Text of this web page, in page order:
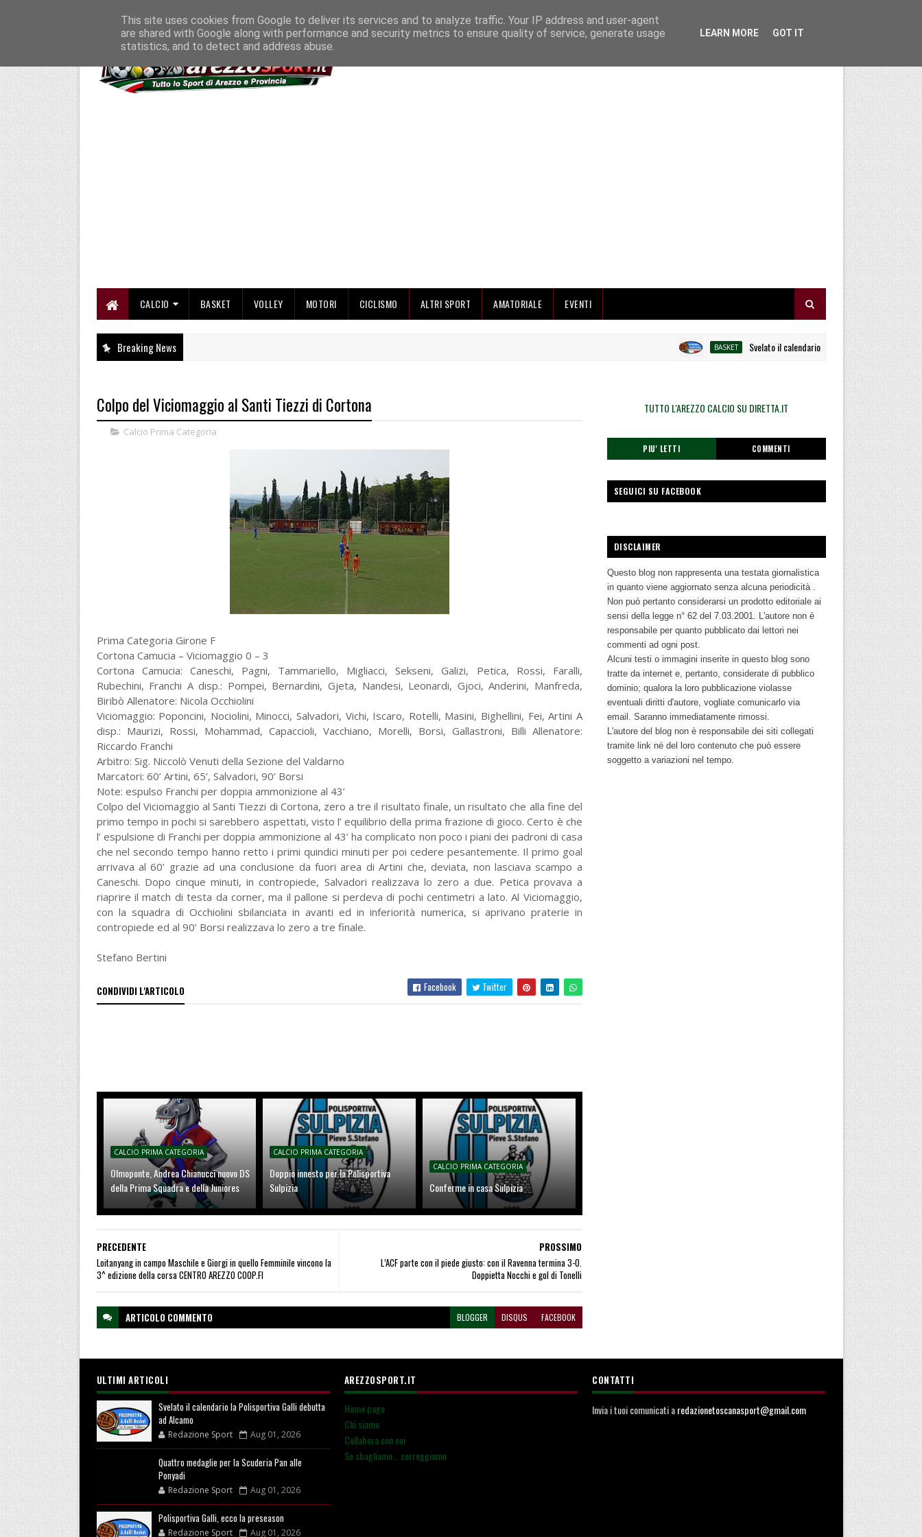
CALCIO BASKET VOLLEY MOTORI CICLISMO ALTRI SPORT AMATORIALE EVENTI
Breaking News BASKET Svelato il calendario la Polisportiva Galli debutta ad
Colpo del Viciomaggio al Santi Tiezzi di Cortona
Calcio Prima Categoria
Prima Categoria Girone F
Cortona Camucia – Viciomaggio 0 – 3
Cortona Camucia: Caneschi, Pagni, Tammariello, Migliacci, Sekseni, Galizi, Petica, Rossi, Faralli,
Rubechini, Franchi A disp.: Pompei, Bernardini, Gjeta, Nandesi, Leonardi, Gjoci, Anderini, Manfreda,
Biribò Allenatore: Nicola Occhiolini
Viciomaggio: Poponcini, Nociolini, Minocci, Salvadori, Vichi, Iscaro, Rotelli, Masini, Bighellini, Fei, Artini A
disp.: Maurizi, Rossi, Mohammad, Capaccioli, Vacchiano, Morelli, Borsi, Gallastroni, Billi Allenatore:
Riccardo Franchi
Arbitro: Sig. Niccolò Venuti della Sezione del Valdarno
Marcatori: 60’ Artini, 65’, Salvadori, 90’ Borsi
Note: espulso Franchi per doppia ammonizione al 43’
Colpo del Viciomaggio al Santi Tiezzi di Cortona, zero a tre il risultato finale, un risultato che alla fine del
primo tempo in pochi si sarebbero aspettati, visto l’ equilibrio della prima frazione di gioco. Certo è che
l’ espulsione di Franchi per doppia ammonizione al 43’ ha complicato non poco i piani dei padroni di casa
che nel secondo tempo hanno retto i primi quindici minuti per poi cedere pesantemente. Il primo goal
arrivava al 60’ grazie ad una conclusione da fuori area di Artini che, deviata, non lasciava scampo a
Caneschi. Dopo cinque minuti, in contropiede, Salvadori realizzava lo zero a due. Petica provava a
riaprire il match di testa da corner, ma il pallone si perdeva di pochi centimetri a lato. Al Viciomaggio,
con la squadra di Occhiolini sbilanciata in avanti ed in inferiorità numerica, si aprivano praterie in
contropiede ed al 90’ Borsi realizzava lo zero a tre finale.
Stefano Bertini
CONDIVIDI L'ARTICOLO Facebook Twitter
CALCIO PRIMA CATEGORIA
Olmoponte, Andrea Chianucci nuovo DS
della Prima Squadra e della Juniores
CALCIO PRIMA CATEGORIA
Doppio innesto per la Polisportiva
Sulpizia
CALCIO PRIMA CATEGORIA
Conferme in casa Sulpizia
PROSSIMO
L’ACF parte con il piede giusto: con il Ravenna termina 3-0.
Doppietta Nocchi e gol di Tonelli
PRECEDENTE
Loitanyang in campo Maschile e Giorgi in quello Femminile vincono la
3^ edizione della corsa CENTRO AREZZO COOP.FI
ARTICOLO COMMENTO BLOGGER DISQUS FACEBOOK
TUTTO L'AREZZO CALCIO SU DIRETTA.IT
PIU' LETTI COMMENTI
SEGUICI SU FACEBOOK
DISCLAIMER
Questo blog non rappresenta una testata giornalistica
in quanto viene aggiornato senza alcuna periodicità .
Non può pertanto considerarsi un prodotto editoriale ai
sensi della legge n° 62 del 7.03.2001. L'autore non è
responsabile per quanto pubblicato dai lettori nei
commenti ad ogni post.
Alcuni testi o immagini inserite in questo blog sono
tratte da internet e, pertanto, considerate di pubblico
dominio; qualora la loro pubblicazione violasse
eventuali diritti d'autore, vogliate comunicarlo via
email. Saranno immediatamente rimossi.
L'autore del blog non è responsabile dei siti collegati
tramite link né del loro contenuto che può essere
soggetto a variazioni nel tempo.
ULTIMI ARTICOLI
Svelato il calendario la Polisportiva Galli debutta
ad Alcamo
Redazione Sport Aug 01, 2026
Quattro medaglie per la Scuderia Pan alle
Ponyadi
Redazione Sport Aug 01, 2026
Polisportiva Galli, ecco la preseason
Redazione Sport Aug 01, 2026
AREZZOSPORT.IT
Home page
Chi siamo
Collabora con noi
Se sbagliamo... correggiamo
CONTATTI
Invia i tuoi comunicati aredazionetoscanasport@gmail.com
This site uses cookies from Google to deliver its services and to analyze traffic. Your IP address and user-agent
are shared with Google along with performance and security metrics to ensure quality of service, generate usage
statistics, and to detect and address abuse.
LEARN MORE GOT IT